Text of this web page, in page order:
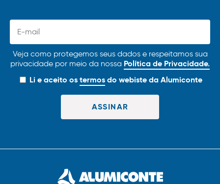
Veja como protegemos seus dados e respeitamos sua
privacidade por meio da nossa Política de Privacidade.
Li e aceito ostermosdo webiste da Alumiconte